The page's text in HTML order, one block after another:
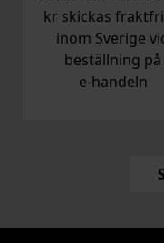
kr skickas
inom Sverige
beställning på
e‑handeln